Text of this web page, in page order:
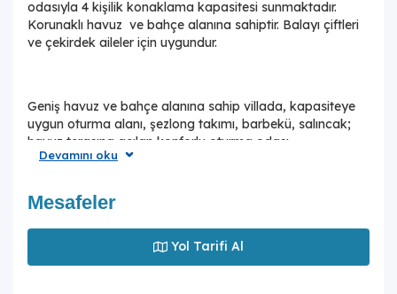
odasıyla 4 kişilik konaklama kapasitesi sunmaktadır.
Korunaklı havuz ve bahçe alanına sahiptir. Balayı çiftleri
ve çekirdek aileler için uygundur.
Geniş havuz ve bahçe alanına sahip villada, kapasiteye
uygun oturma alanı, şezlong takımı, barbekü, salıncak;
havuz terasına açılan konforlu oturma odası,
ihtiyaçlarınızı karşılayacak donanıma sahip mutfağı,
odasında çift kişilik yatak, ebeveyn banyosu ve jakuzi;
ikinci yatak odasındaysa iki tek kişilik yatak
bulunmaktadır. Doğa dostu muhteşem doğa
manzarasına sahip eşsiz villalarımız da konaklama imkanı
sunmaktadır.
Devamını oku
Mesafeler
Yol Tarifi Al